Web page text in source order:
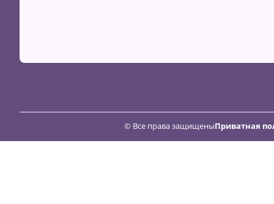
© Все права защищеныПриватная